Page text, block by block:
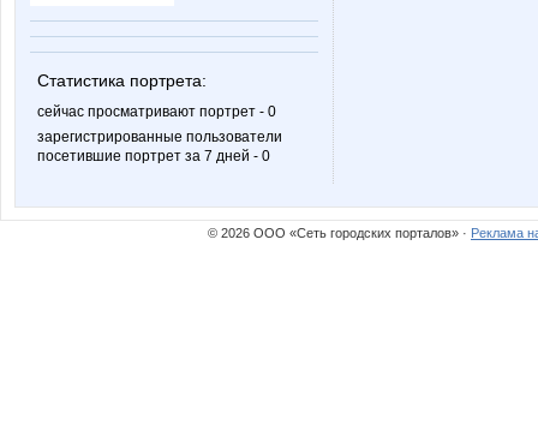
Статистика портрета:
сейчас просматривают портрет - 0
зарегистрированные пользователи
посетившие портрет за 7 дней - 0
© 2026 ООО «Сеть городских порталов» · Реклама